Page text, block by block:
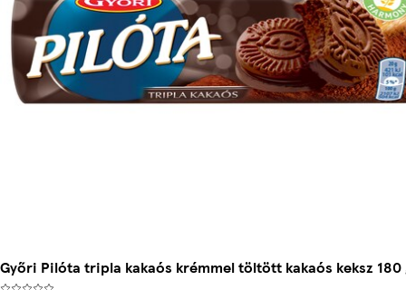
Győri Pilóta tripla kakaós krémmel töltött kakaós keksz 180